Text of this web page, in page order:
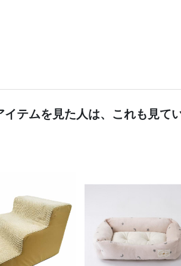
イテムを見た人は、これも見て